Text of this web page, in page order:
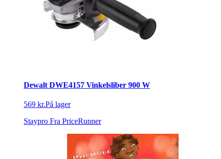
Dewalt DWE4157 Vinkelsliber 900 W
569 kr.På lager
Staypro Fra PriceRunner